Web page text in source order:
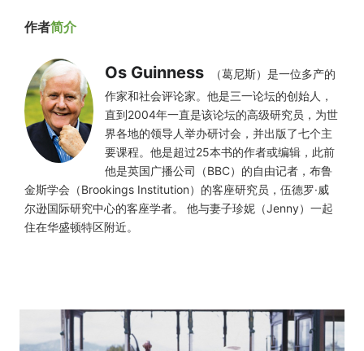
作者简介
Os Guinness
（葛尼斯）是一位多产的
作家和社会评论家。他是三一论坛的创始人，
直到2004年一直是该论坛的高级研究员，为世
界各地的领导人举办研讨会，并出版了七个主
要课程。他是超过25本书的作者或编辑，此前
他是英国广播公司（BBC）的自由记者，布鲁
金斯学会（Brookings Institution）的客座研究员，伍德罗·威
尔逊国际研究中心的客座学者。 他与妻子珍妮（Jenny）一起
住在华盛顿特区附近。